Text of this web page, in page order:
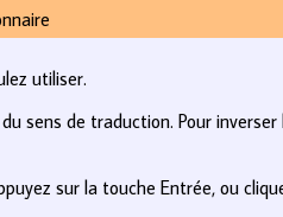
utiliser.
sens de traduction. Pour
sur la touche Entrée, ou